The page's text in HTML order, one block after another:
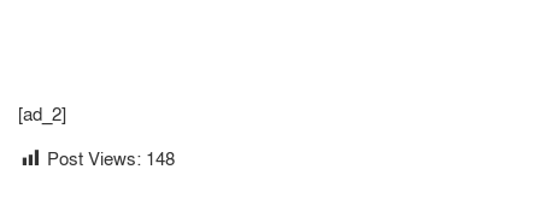
[ad_2]
Post Views: 148